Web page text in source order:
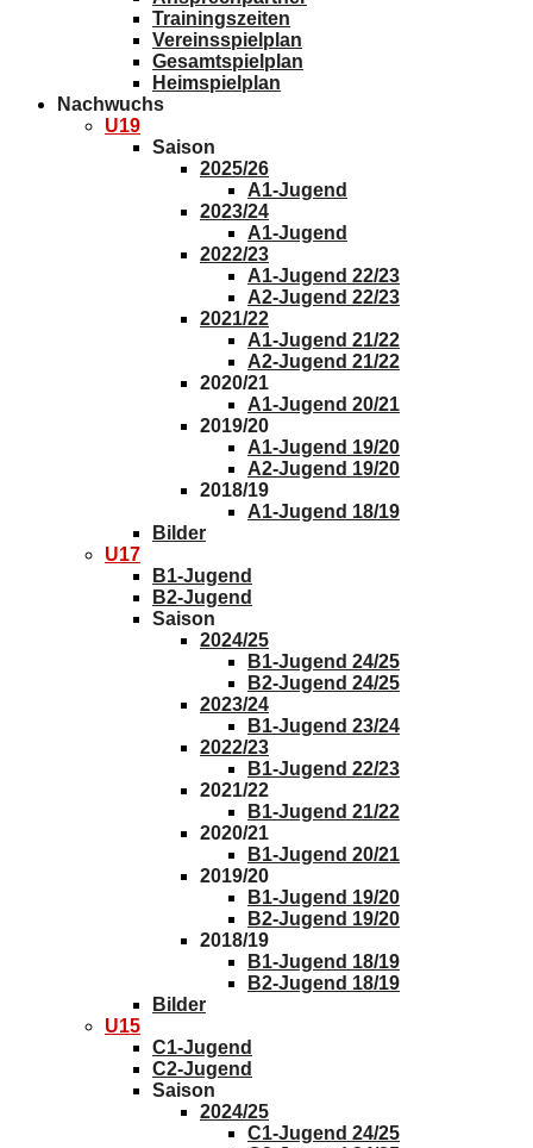
Trainingszeiten
Vereinsspielplan
Gesamtspielplan
Heimspielplan
Nachwuchs
U19
Saison
2025/26
A1-Jugend
2023/24
A1-Jugend
2022/23
A1-Jugend 22/23
A2-Jugend 22/23
2021/22
A1-Jugend 21/22
A2-Jugend 21/22
2020/21
A1-Jugend 20/21
2019/20
A1-Jugend 19/20
A2-Jugend 19/20
2018/19
A1-Jugend 18/19
Bilder
U17
B1-Jugend
B2-Jugend
Saison
2024/25
B1-Jugend 24/25
B2-Jugend 24/25
2023/24
B1-Jugend 23/24
2022/23
B1-Jugend 22/23
2021/22
B1-Jugend 21/22
2020/21
B1-Jugend 20/21
2019/20
B1-Jugend 19/20
B2-Jugend 19/20
2018/19
B1-Jugend 18/19
B2-Jugend 18/19
Bilder
U15
C1-Jugend
C2-Jugend
Saison
2024/25
C1-Jugend 24/25